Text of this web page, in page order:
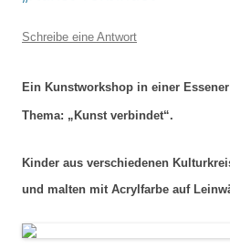
Schreibe eine Antwort
Ein Kunstworkshop in einer
Thema: „Kunst verbindet“.
Kinder aus verschiedenen
und malten mit Acrylfarbe auf